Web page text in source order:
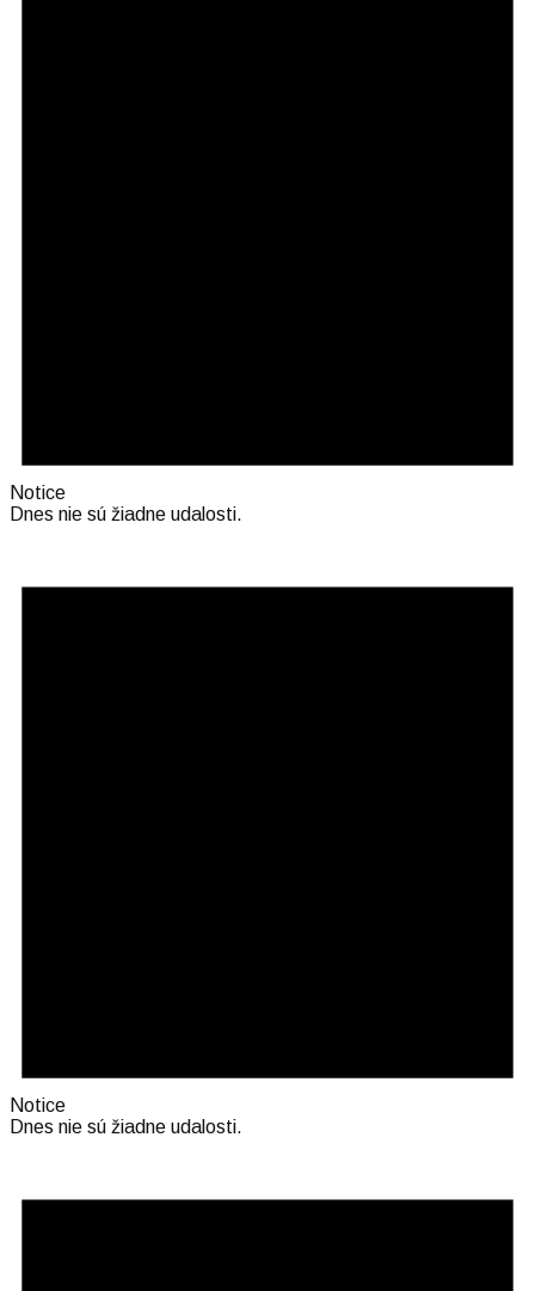
Notice
Dnes nie sú žiadne udalosti.
Notice
Dnes nie sú žiadne udalosti.